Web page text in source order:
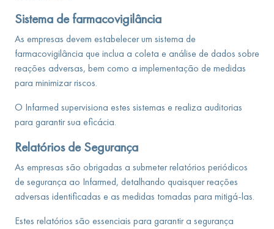
Sistema de farmacovigilância
As empresas devem estabelecer um sistema de
farmacovigilância que inclua a coleta e análise de dados sobre
reações adversas, bem como a implementação de medidas
para minimizar riscos.
O Infarmed supervisiona estes sistemas e realiza auditorias
para garantir sua eficácia.
Relatórios de Segurança
As empresas são obrigadas a submeter relatórios periódicos
de segurança ao Infarmed, detalhando quaisquer reações
adversas identificadas e as medidas tomadas para mitigá-las.
Estes relatórios são essenciais para garantir a segurança